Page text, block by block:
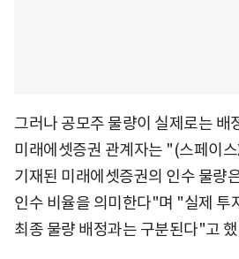
그러나 공모주 물량이 실제로는 배
미래에셋증권 관계자는 "(스페이스
기재된 미래에셋증권의 인수 물량
인수 비율을 의미한다"며 "실제 투
최종 물량 배정과는 구분된다"고